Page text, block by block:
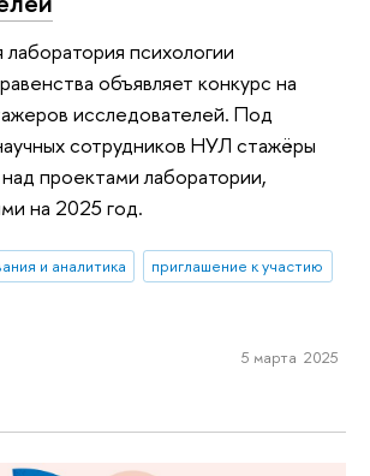
психологии
объявляет конкурс на
исследователей. Под
сотрудников НУЛ стажёры
проектами лаборатории,
на 2025 год.
и аналитика
приглашение к участию
5 марта 2025